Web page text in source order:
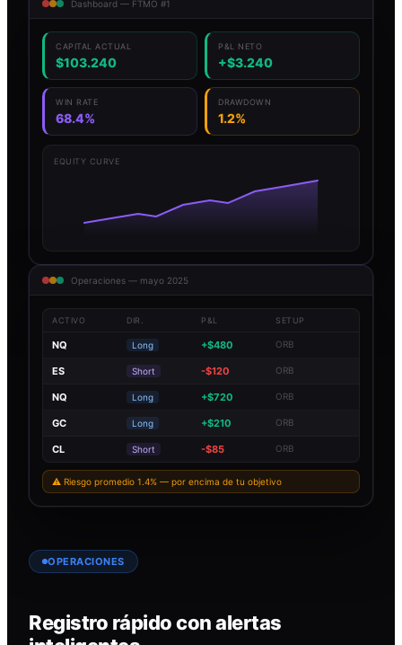
Dashboard — FTMO #1
CAPITAL ACTUAL
$103.240
P&L NETO
+$3.240
WIN RATE
68.4%
DRAWDOWN
1.2%
EQUITY CURVE
Operaciones — mayo 2025
ACTIVO DIR. P&L SETUP
NQ Long +$480 ORB
ES Short -$120 ORB
NQ Long +$720 ORB
GC Long +$210 ORB
CL Short -$85 ORB
⚠ Riesgo promedio 1.4% — por encima de tu objetivo
OPERACIONES
Registro rápido con alertas